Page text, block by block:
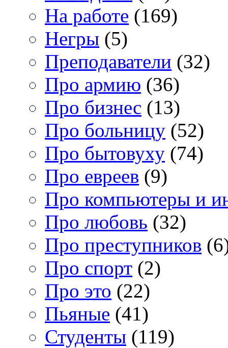
На работе (169)
Негры (5)
Преподаватели (32)
Про армию (36)
Про бизнес (13)
Про больницу (52)
Про бытовуху (74)
Про евреев (9)
Про компьютеры и
Про любовь (32)
Про преступников
Про спорт (2)
Про это (22)
Пьяные (41)
Студенты (119)